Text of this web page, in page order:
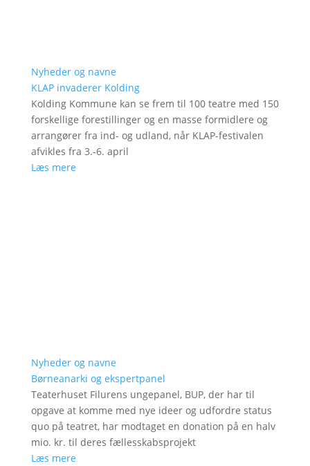
Nyheder og navne
KLAP invaderer Kolding
Kolding Kommune kan se frem til 100 teatre med 150
forskellige forestillinger og en masse formidlere og
arrangører fra ind- og udland, når KLAP-festivalen
afvikles fra 3.-6. april
Læs mere
Nyheder og navne
Børneanarki og ekspertpanel
Teaterhuset Filurens ungepanel, BUP, der har til
opgave at komme med nye ideer og udfordre status
quo på teatret, har modtaget en donation på en halv
mio. kr. til deres fællesskabsprojekt
Læs mere